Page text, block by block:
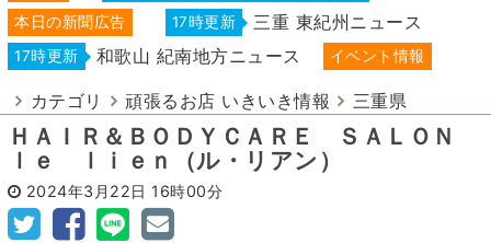
本日の新聞広告 17時更新 三重 東紀州ニュース
17時更新 和歌山 紀南地方ニュース イベント情報
カテゴリ 頑張るお店 いきいき情報 三重県
ＨＡＩＲ＆ＢＯＤＹＣＡＲＥ ＳＡＬＯＮ
ｌｅ ｌｉｅｎ（ル・リアン）
2024年3月22日 16時00分